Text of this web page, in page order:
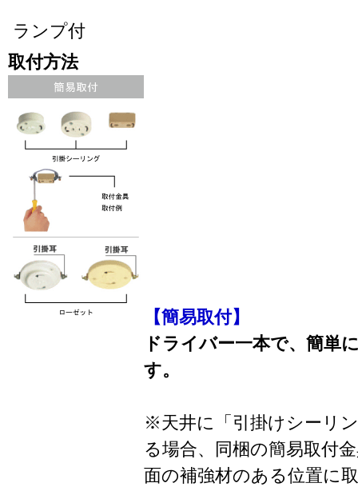
ランプ付
取付方法
【簡易取付】
ドライバー一本で、簡単
す。
※天井に「引掛けシーリ
る場合、同梱の簡易取付
面の補強材のある位置に